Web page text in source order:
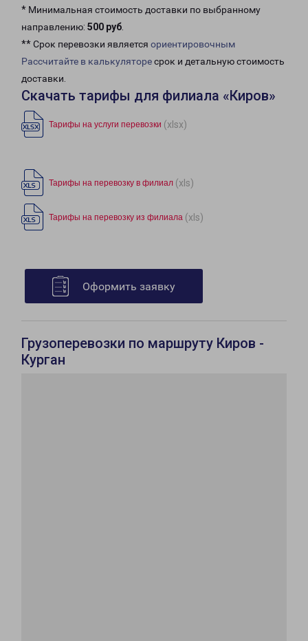
* Минимальная стоимость доставки по выбранному
направлению: 500 руб.
** Срок перевозки является ориентировочным
Рассчитайте в калькуляторесрок и детальную стоимость
доставки.
Скачать тарифы для филиала «Киров»
Тарифы на услуги перевозки (xlsx)
Тарифы на перевозку в филиал (xls)
Тарифы на перевозку из филиала (xls)
Оформить заявку
Грузоперевозки по маршруту Киров -
Курган